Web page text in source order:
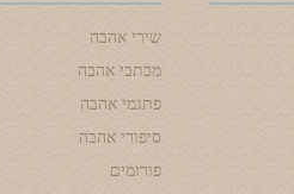
שירי אהבה
מכתבי אהבה
פתגמי אהבה
סיפורי אהבה
פורומים